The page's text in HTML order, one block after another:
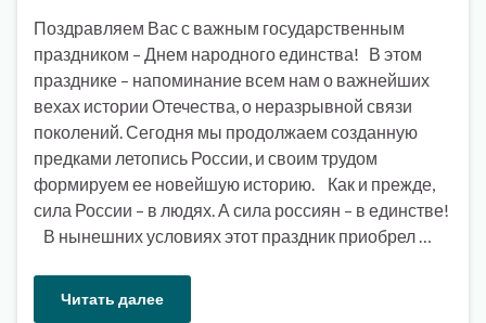
Поздравляем Вас с важным государственным
праздником – Днем народного единства! В этом
празднике – напоминание всем нам о важнейших
вехах истории Отечества, о неразрывной связи
поколений. Сегодня мы продолжаем созданную
предками летопись России, и своим трудом
формируем ее новейшую историю. Как и прежде,
сила России – в людях. А сила россиян – в единстве!
В нынешних условиях этот праздник приобрел …
Читать далее